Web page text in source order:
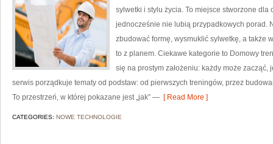
sylwetki i stylu życia. To miejsce stworzone
jednocześnie nie lubią przypadkowych porad.
zbudować formę, wysmuklić sylwetkę, a
to z planem. Ciekawe kategorie to Domowy
się na prostym założeniu: każdy może
serwis porządkuje tematy od podstaw: od pierwszych treningów, przez
To przestrzeń, w której pokazane jest „jak” — [ Read More ]
CATEGORIES: NOWE TECHNOLOGIE